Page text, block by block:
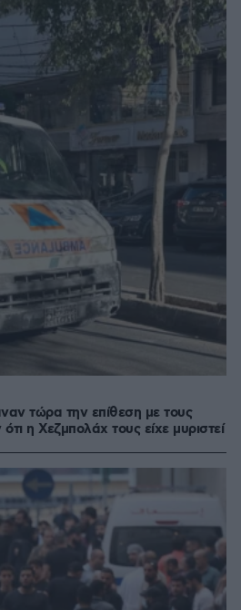
τώρα την επίθεση με τους
η Χεζμπολάχ τους είχε μυριστεί